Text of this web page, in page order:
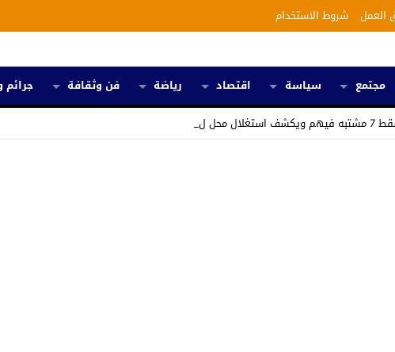
العمل
شروط الاستخدام
مجتمع سياسة اقتصاد رياضة فن وثقافة
في ت _